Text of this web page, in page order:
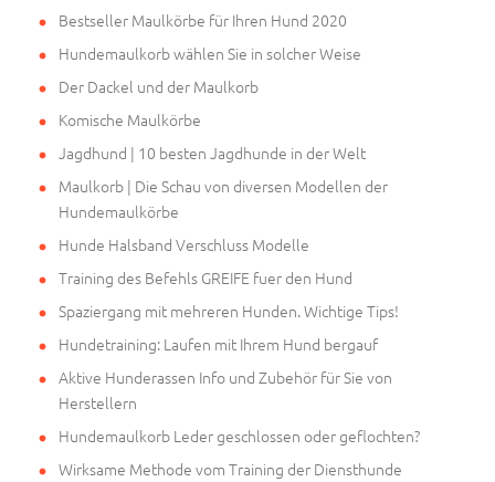
Bestseller Maulkörbe für Ihren Hund 2020
Hundemaulkorb wählen Sie in solcher Weise
Der Dackel und der Maulkorb
Komische Maulkörbe
Jagdhund | 10 besten Jagdhunde in der Welt
Maulkorb | Die Schau von diversen Modellen der
Hundemaulkörbe
Hunde Halsband Verschluss Modelle
Training des Befehls GREIFE fuer den Hund
Spaziergang mit mehreren Hunden. Wichtige Tips!
Hundetraining: Laufen mit Ihrem Hund bergauf
Aktive Hunderassen Info und Zubehör für Sie von
Herstellern
Hundemaulkorb Leder geschlossen oder geflochten?
Wirksame Methode vom Training der Diensthunde